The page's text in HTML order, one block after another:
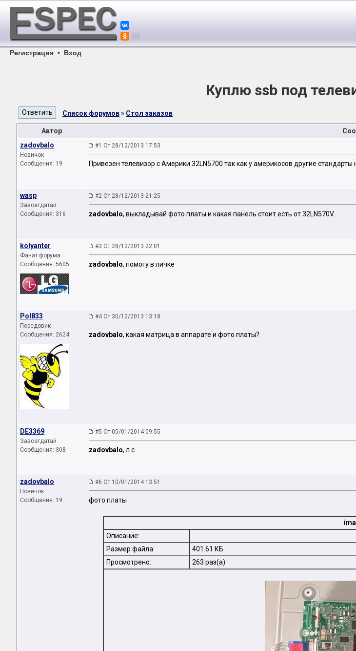
Регистрация • Вход
Куплю ssb под
Список форумов » Стол заказов
Автор
zadovbalo
Новичок
Сообщения: 19
#1 От 28/12/2013 17:53
Привезен телевизор с Америки 32LN5700 так как у америкосов другие стандарты
wasp
Завсегдатай
Сообщения: 316
#2 От 28/12/2013 21:25
zadovbalo, выкладывай фото платы и какая панель стоит.есть от 32LN570V.
kolyanter
Фанат форума
Сообщения: 5605
#3 От 28/12/2013 22:01
zadovbalo, помогу в личке
Pol833
Передовик
Сообщения: 2624
#4 От 30/12/2013 13:18
zadovbalo, какая матрица в аппарате и фото платы?
DE3369
Завсегдатай
Сообщения: 308
#5 От 05/01/2014 09:55
zadovbalo, л.с
zadovbalo
Новичок
Сообщения: 19
#6 От 10/01/2014 13:51
фото платы
Описание:
Размер файла:
401.61 КБ
Просмотрено:
263 раз(а)